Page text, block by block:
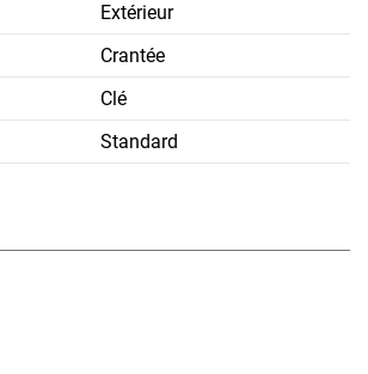
Extérieur
Crantée
Clé
Standard